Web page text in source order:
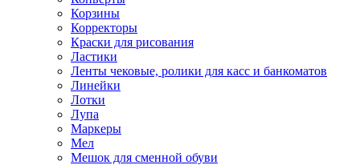
Корзины
Корректоры
Краски для рисования
Ластики
Ленты чековые, ролики для касс и банкоматов
Линейки
Лотки
Лупа
Маркеры
Мел
Мешок для сменной обуви